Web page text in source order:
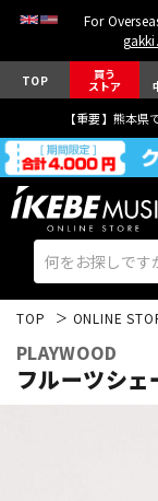
For
TOP 買う
ストア
【重要】熊本
TOP ONLINE
PLAYWOOD
フルーツシ